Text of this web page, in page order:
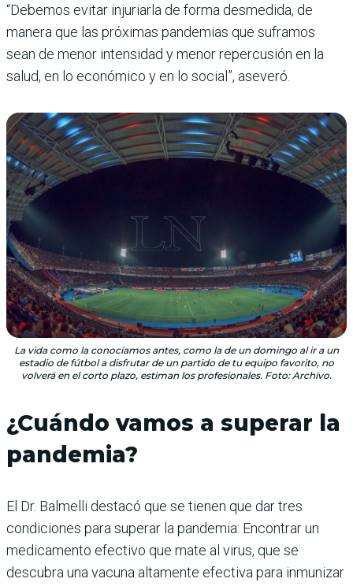
“Debemos evitar injuriarla de forma desmedida, de
manera que las próximas pandemias que suframos
sean de menor intensidad y menor repercusión en la
salud, en lo económico y en lo social”, aseveró.
La vida como la conocíamos antes, como la de un domingo al ir a un
estadio de fútbol a disfrutar de un partido de tu equipo favorito, no
volverá en el corto plazo, estiman los profesionales. Foto: Archivo.
¿Cuándo vamos a superar la
pandemia?
El Dr. Balmelli destacó que se tienen que dar tres
condiciones para superar la pandemia: Encontrar un
medicamento efectivo que mate al virus, que se
descubra una vacuna altamente efectiva para inmunizar